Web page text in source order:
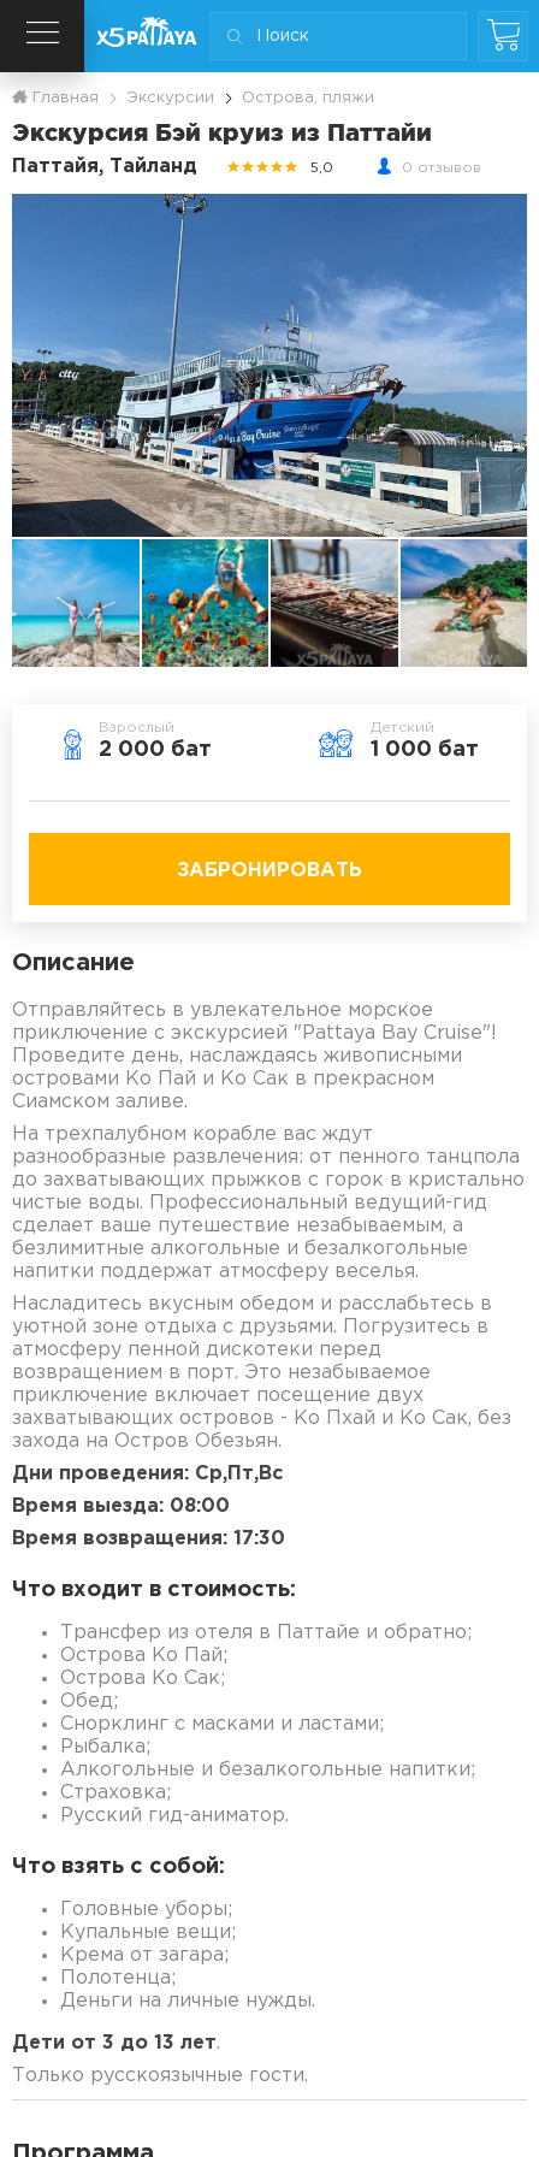
Главная Экскурсии Острова, пляжи
Экскурсия Бэй круиз из Паттайи
Паттайя, Тайланд 5,0 0 отзывов
Взрослый
2 000 бат
Детский
1 000 бат
ЗАБРОНИРОВАТЬ
Описание
Отправляйтесь в увлекательное морское
приключение с экскурсией "Pattaya Bay Cruise"!
Проведите день, наслаждаясь живописными
островами Ко Пай и Ко Сак в прекрасном
Сиамском заливе.
На трехпалубном корабле вас ждут
разнообразные развлечения: от пенного танцпола
до захватывающих прыжков с горок в кристально
чистые воды. Профессиональный ведущий-гид
сделает ваше путешествие незабываемым, а
безлимитные алкогольные и безалкогольные
напитки поддержат атмосферу веселья.
Насладитесь вкусным обедом и расслабьтесь в
уютной зоне отдыха с друзьями. Погрузитесь в
атмосферу пенной дискотеки перед
возвращением в порт. Это незабываемое
приключение включает посещение двух
захватывающих островов - Ко Пхай и Ко Сак, без
захода на Остров Обезьян.
Дни проведения: Ср,Пт,Вс
Время выезда: 08:00
Время возвращения: 17:30
Что входит в стоимость:
Трансфер из отеля в Паттайе и обратно;
Острова Ко Пай;
Острова Ко Сак;
Обед;
Снорклинг с масками и ластами;
Рыбалка;
Алкогольные и безалкогольные напитки;
Страховка;
Русский гид-аниматор.
Что взять с собой:
Головные уборы;
Купальные вещи;
Крема от загара;
Полотенца;
Деньги на личные нужды.
Дети от 3 до 13 лет.
Только русскоязычные гости.